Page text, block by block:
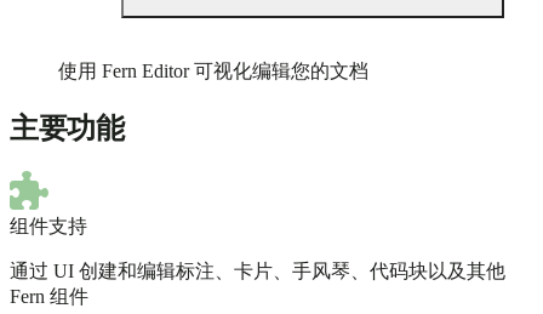
使用 Fern Editor 可视化编辑您的文档
主要功能
组件支持
通过 UI 创建和编辑标注、卡片、手风琴、代码块以及其他
Fern 组件